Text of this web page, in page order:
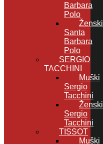
Barbara
Polo
Ženski
Santa
Barbara
Polo
SERGIO
TACCHINI
Muški
Sergio
Tacchini
Ženski
Sergio
Tacchini
TISSOT
Muški